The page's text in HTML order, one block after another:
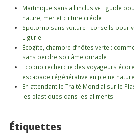
Martinique sans all inclusive : guide
nature, mer et culture créole
Spotorno sans voiture : conseils pour
Ligurie
Écogîte, chambre d’hôtes verte :
sans perdre son âme durable
Ecobnb recherche des voyageurs
escapade régénérative en pleine nature
En attendant le Traité Mondial sur le
les plastiques dans les aliments
Étiquettes